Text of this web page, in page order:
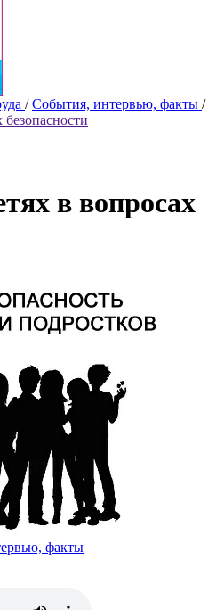
/ События, интервью, факты /
безопасности
в вопросах
факты